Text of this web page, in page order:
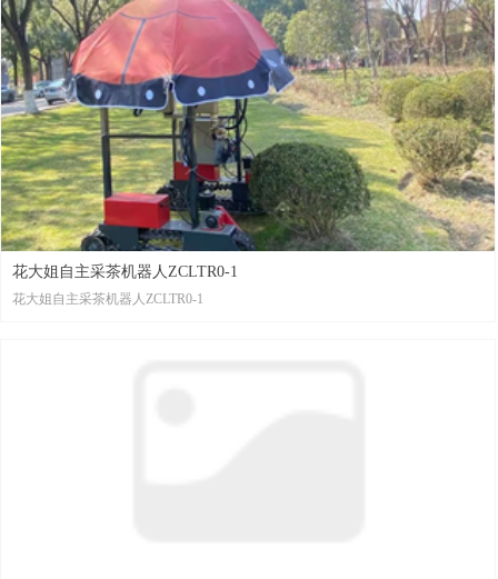
花大姐自主采茶机器人ZCLTR0-1
花大姐自主采茶机器人ZCLTR0-1